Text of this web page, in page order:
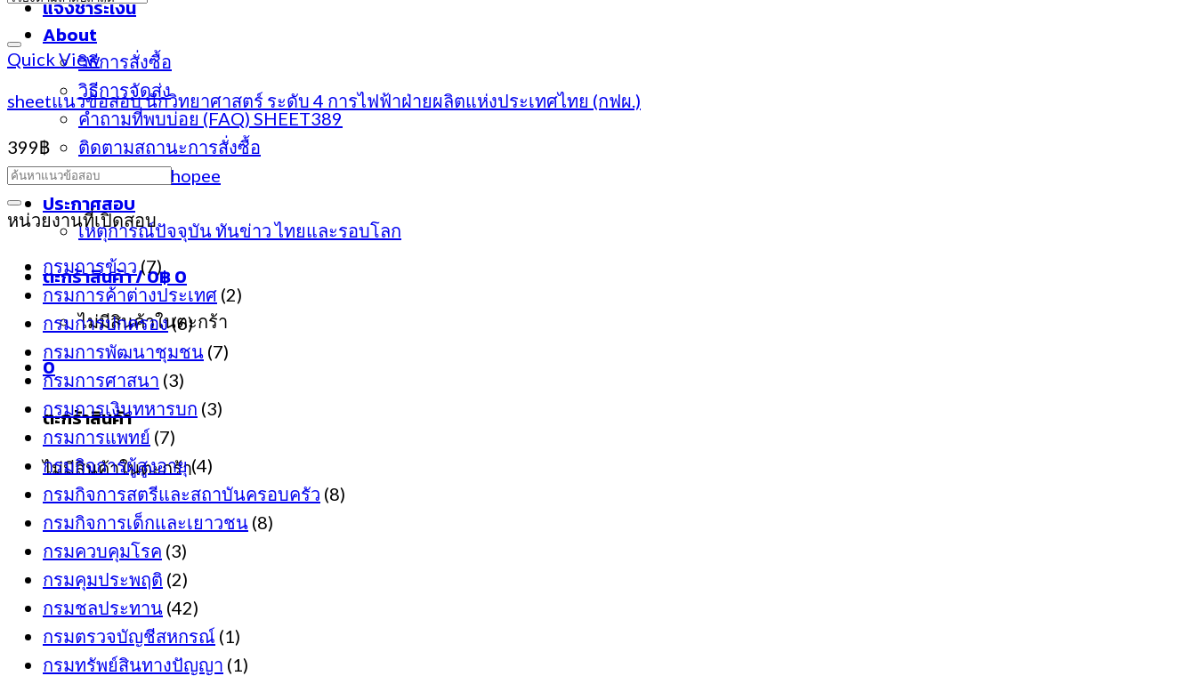
แจ้งชำระเงิน
About
วิธีการสั่งซื้อ
วิธีการจัดส่ง
คำถามที่พบบ่อย (FAQ) SHEET389
ติดตามสถานะการสั่งซื้อ
ร้านเราใน Shopee
ประกาศสอบ
เหตุการณ์ปัจจุบัน ทันข่าว ไทยและรอบโลก
ตะกร้าสินค้า /0฿0
ไม่มีสินค้าในตะกร้า
0
ตะกร้าสินค้า
ไม่มีสินค้าในตะกร้า
Quick View
sheetแนวข้อสอบ นักวิทยาศาสตร์ ระดับ 4 การไฟฟ้าฝ่ายผลิตแห่งประเทศไทย (กฟผ.)
399฿
หน่วยงานที่เปิดสอบ
กรมการข้าว (7)
กรมการค้าต่างประเทศ (2)
กรมการปกครอง(6)
กรมการพัฒนาชุมชน (7)
กรมการศาสนา (3)
กรมการเงินทหารบก (3)
กรมการแพทย์ (7)
กรมกิจการผู้สูงอายุ (4)
กรมกิจการสตรีและสถาบันครอบครัว (8)
กรมกิจการเด็กและเยาวชน (8)
กรมควบคุมโรค (3)
กรมคุมประพฤติ (2)
กรมชลประทาน (42)
กรมตรวจบัญชีสหกรณ์ (1)
กรมทรัพย์สินทางปัญญา (1)